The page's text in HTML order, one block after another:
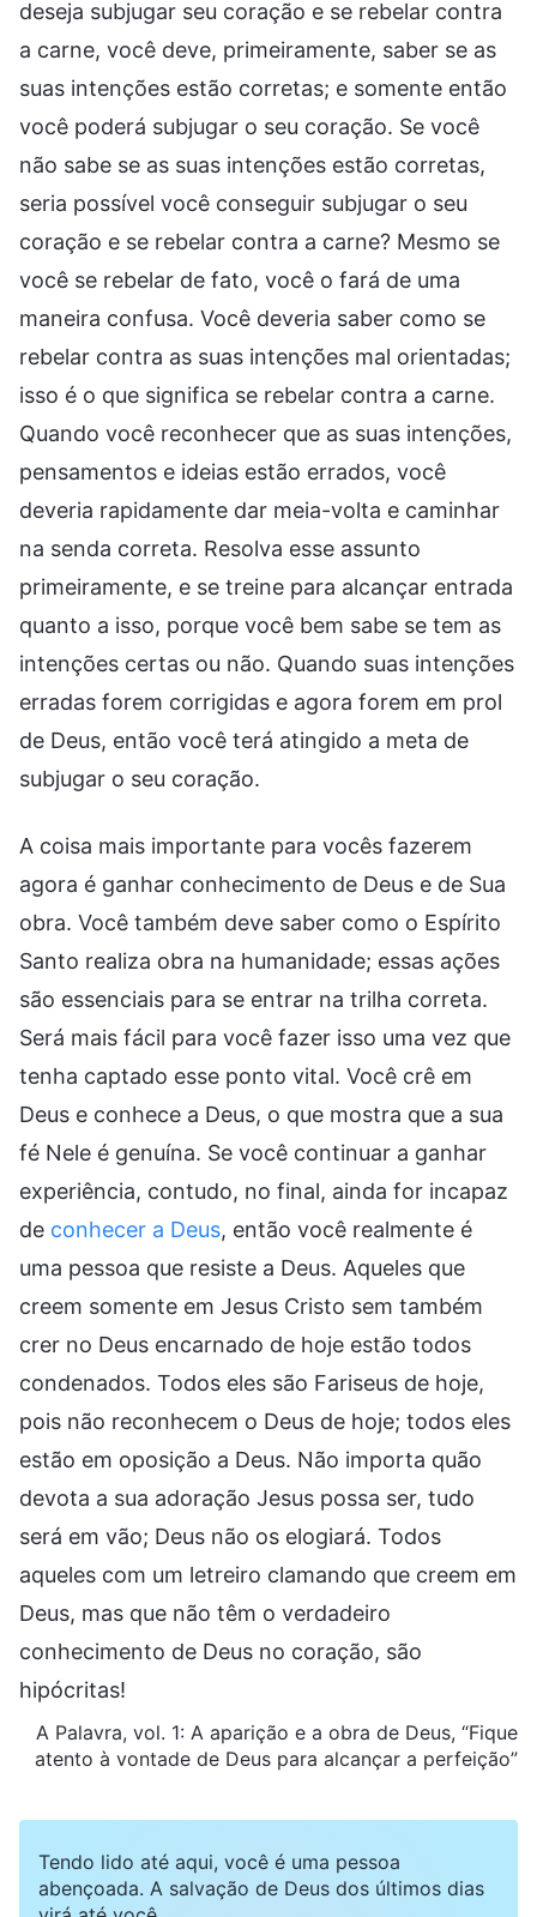
deseja subjugar seu coração e se rebelar contra
a carne, você deve, primeiramente, saber se as
suas intenções estão corretas; e somente então
você poderá subjugar o seu coração. Se você
não sabe se as suas intenções estão corretas,
seria possível você conseguir subjugar o seu
coração e se rebelar contra a carne? Mesmo se
você se rebelar de fato, você o fará de uma
maneira confusa. Você deveria saber como se
rebelar contra as suas intenções mal orientadas;
isso é o que significa se rebelar contra a carne.
Quando você reconhecer que as suas intenções,
pensamentos e ideias estão errados, você
deveria rapidamente dar meia-volta e caminhar
na senda correta. Resolva esse assunto
primeiramente, e se treine para alcançar entrada
quanto a isso, porque você bem sabe se tem as
intenções certas ou não. Quando suas intenções
erradas forem corrigidas e agora forem em prol
de Deus, então você terá atingido a meta de
subjugar o seu coração.
A coisa mais importante para vocês fazerem
agora é ganhar conhecimento de Deus e de Sua
obra. Você também deve saber como o Espírito
Santo realiza obra na humanidade; essas ações
são essenciais para se entrar na trilha correta.
Será mais fácil para você fazer isso uma vez que
tenha captado esse ponto vital. Você crê em
Deus e conhece a Deus, o que mostra que a sua
fé Nele é genuína. Se você continuar a ganhar
experiência, contudo, no final, ainda for incapaz
de conhecer a Deus, então você realmente é
uma pessoa que resiste a Deus. Aqueles que
creem somente em Jesus Cristo sem também
crer no Deus encarnado de hoje estão todos
condenados. Todos eles são Fariseus de hoje,
pois não reconhecem o Deus de hoje; todos eles
estão em oposição a Deus. Não importa quão
devota a sua adoração Jesus possa ser, tudo
será em vão; Deus não os elogiará. Todos
aqueles com um letreiro clamando que creem em
Deus, mas que não têm o verdadeiro
conhecimento de Deus no coração, são
hipócritas!
A Palavra, vol. 1: A aparição e a obra de Deus, “Fique
atento à vontade de Deus para alcançar a perfeição”
Tendo lido até aqui, você é uma pessoa
abençoada. A salvação de Deus dos últimos dias